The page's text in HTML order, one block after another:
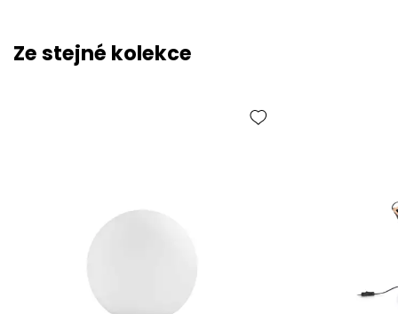
Ze stejné kolekce